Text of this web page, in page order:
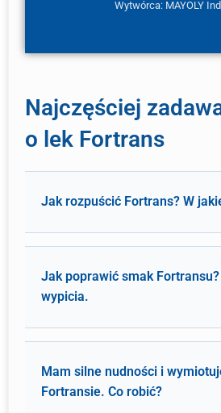
Wytwórca: MAYOLY
Najczęściej
o lek Fortrans
Jak rozpuścić Fortrans? W
Jak poprawić smak
wypicia.
Mam silne nudności i
Fortransie. Co robić?